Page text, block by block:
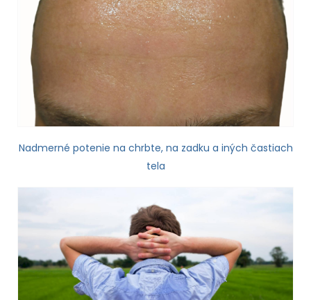
Nadmerné potenie na chrbte, na zadku a iných častiach
tela